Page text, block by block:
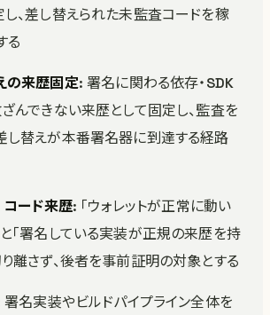
、差し替えられた未監査コードを稼
る
の来歴固定: 署名に関わる依存・SDK
んできない来歴として固定し、監査を
し替えが本番署名器に到達する経路
ード来歴: 「ウォレットが正常に動い
「署名している実装が正規の来歴を持
離さず、後者を事前証明の対象とする
署名実装やビルドパイプライン全体を